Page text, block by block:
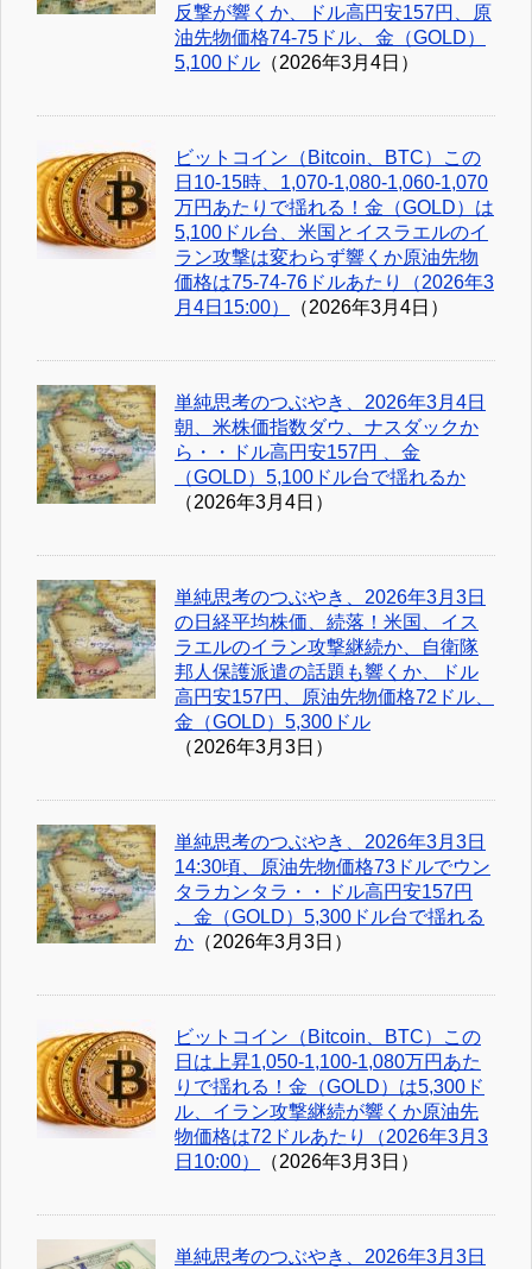
反撃が響くか、ドル高円安157円、原
油先物価格74-75ドル、金（GOLD）
5,100ドル （2026年3月4日）
ビットコイン（Bitcoin、BTC）この
日10-15時、1,070-1,080-1,060-1,070
万円あたりで揺れる！金（GOLD）は
5,100ドル台、米国とイスラエルのイ
ラン攻撃は変わらず響くか原油先物
価格は75-74-76ドルあたり（2026年3
月4日15:00）
（2026年3月4日）
単純思考のつぶやき、2026年3月4日
朝、米株価指数ダウ、ナスダックか
ら・・ドル高円安157円 、金
（GOLD）5,100ドル台で揺れるか
（2026年3月4日）
単純思考のつぶやき、2026年3月3日
の日経平均株価、続落！米国、イス
ラエルのイラン攻撃継続か、自衛隊
邦人保護派遣の話題も響くか、ドル
高円安157円、原油先物価格72ドル、
金（GOLD）5,300ドル
（2026年3月3日）
単純思考のつぶやき、2026年3月3日
14:30頃、原油先物価格73ドルでウン
タラカンタラ・・ドル高円安157円
、金（GOLD）5,300ドル台で揺れる
か （2026年3月3日）
ビットコイン（Bitcoin、BTC）この
日は上昇1,050-1,100-1,080万円あた
りで揺れる！金（GOLD）は5,300ド
ル、イラン攻撃継続が響くか原油先
物価格は72ドルあたり（2026年3月3
日10:00）
（2026年3月3日）
単純思考のつぶやき、2026年3月3日